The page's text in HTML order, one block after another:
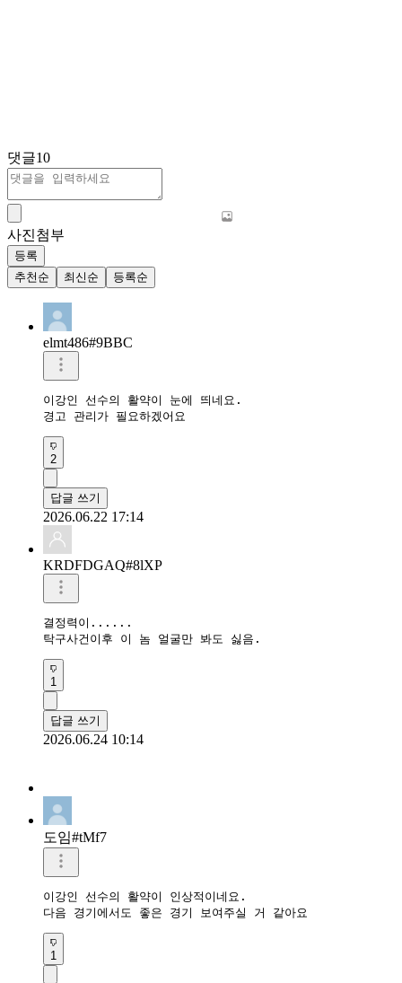
댓글10
사진첨부
등록
추천순
최신순 등록순
elmt486#9BBC
이강인 선수의 활약이 눈에 띄네요.
경고 관리가 필요하겠어요
2
답글 쓰기
2026.06.22 17:14
KRDFDGAQ#8lXP
결정력이......
탁구사건이후 이 놈 얼굴만 봐도 싫음.
1
답글 쓰기
2026.06.24 10:14
도임#tMf7
이강인 선수의 활약이 인상적이네요.
다음 경기에서도 좋은 경기 보여주실 거 같아요
1